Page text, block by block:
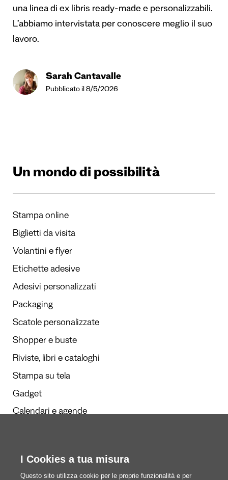
una linea di ex libris ready-made e personalizzabili.
L’abbiamo intervistata per conoscere meglio il suo
lavoro.
Sarah Cantavalle
Pubblicato il 8/5/2026
Un mondo di possibilità
Stampa online
Biglietti da visita
Volantini e flyer
Etichette adesive
Adesivi personalizzati
Packaging
Scatole personalizzate
Shopper e buste
Riviste, libri e cataloghi
Stampa su tela
Gadget
Calendari e agende
Redazione
Questi siamo noi
I Cookies a tua misura
Questo sito utilizza cookie per le proprie funzionalità e per